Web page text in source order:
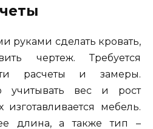
руками сделать кровать,
чертеж. Требуется
расчеты и замеры.
учитывать вес и рост
мебель.
длина, а также тип –